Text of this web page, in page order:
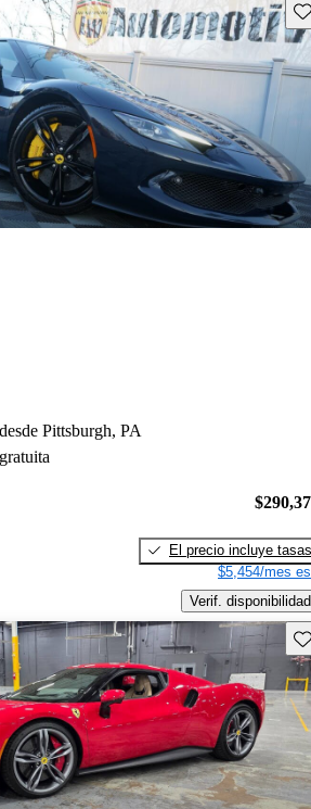
Pittsburgh, PA
El precio incluye tasas
$5,454/mes
Verif. disponibilidad